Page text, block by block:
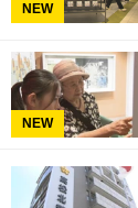
NEW
NEW